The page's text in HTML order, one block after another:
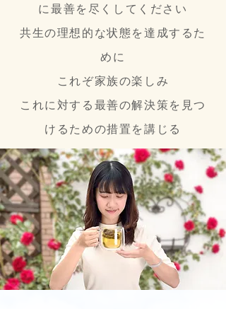
に最善を尽くしてください
共生の理想的な状態を達成するた
めに
これぞ家族の楽しみ
これに対する最善の解決策を見つ
けるための措置を講じる